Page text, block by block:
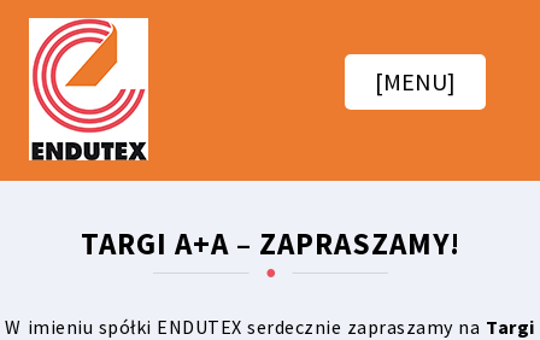
[MENU]
TARGI A+A – ZAPRASZAMY!
W imieniu spółki ENDUTEX serdecznie zapraszamy na Targi